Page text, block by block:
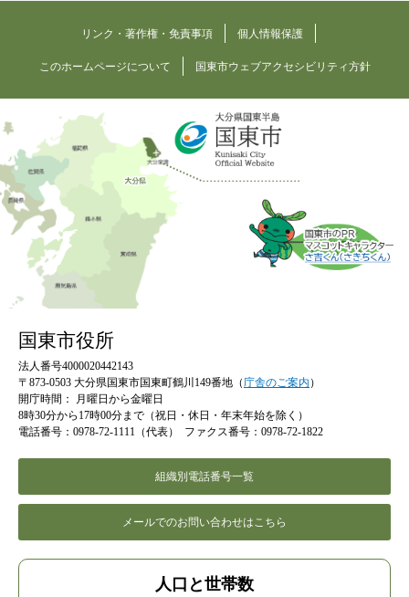
リンク・著作権・免責事項 個人情報保護
このホームページについて 国東市ウェブアクセシビリティ方針
国東市役所
法人番号4000020442143
〒873-0503 大分県国東市国東町鶴川149番地（庁舎のご案内 ）
開庁時間：
月曜日から金曜日
8時30分から17時00分まで（祝日・休日・年末年始を除く）
電話番号：0978-72-1111（代表）
ファクス番号：0978-72-1822
組織別電話番号一覧
メールでのお問い合わせはこちら
人口と世帯数